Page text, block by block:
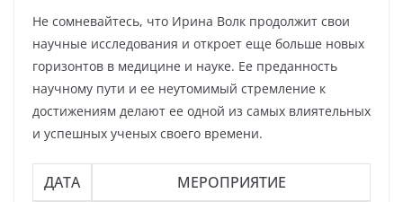
Не сомневайтесь, что Ирина Волк продолжит свои
научные исследования и откроет еще больше новых
горизонтов в медицине и науке. Ее преданность
научному пути и ее неутомимый стремление к
достижениям делают ее одной из самых влиятельных
и успешных ученых своего времени.
ДАТА
МЕРОПРИЯТИЕ